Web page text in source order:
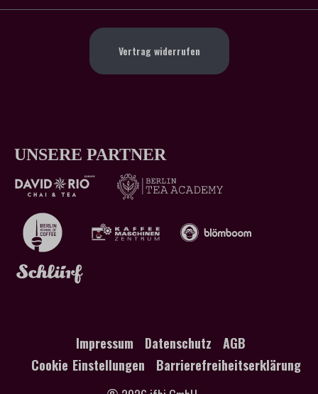
Vertrag widerrufen
UNSERE PARTNER
Impressum Datenschutz
AGB
Cookie Einstellungen
Barrierefreiheitserklärung